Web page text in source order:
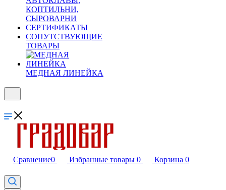
КОПТИЛЬНИ,
СЫРОВАРНИ
СЕРТИФИКАТЫ
СОПУТСТВУЮЩИЕ
ТОВАРЫ
МЕДНАЯ ЛИНЕЙКА
Сравнение0 Избранные товары 0 Корзина 0